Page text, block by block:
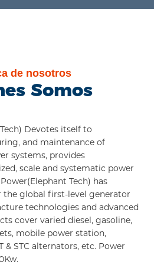
de nosotros
Somos
Devotes itself to
and maintenance of
systems, provides
scale and systematic power
Tech) has
the global first-level generator
technologies and advanced
cover varied diesel, gasoline,
mobile power station,
& STC alternators, etc. Power